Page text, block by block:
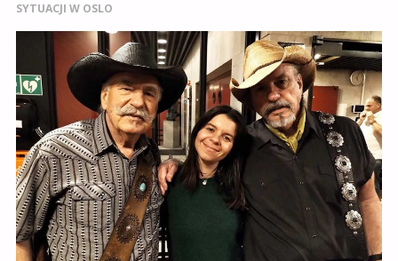
SYTUACJI W OSLO